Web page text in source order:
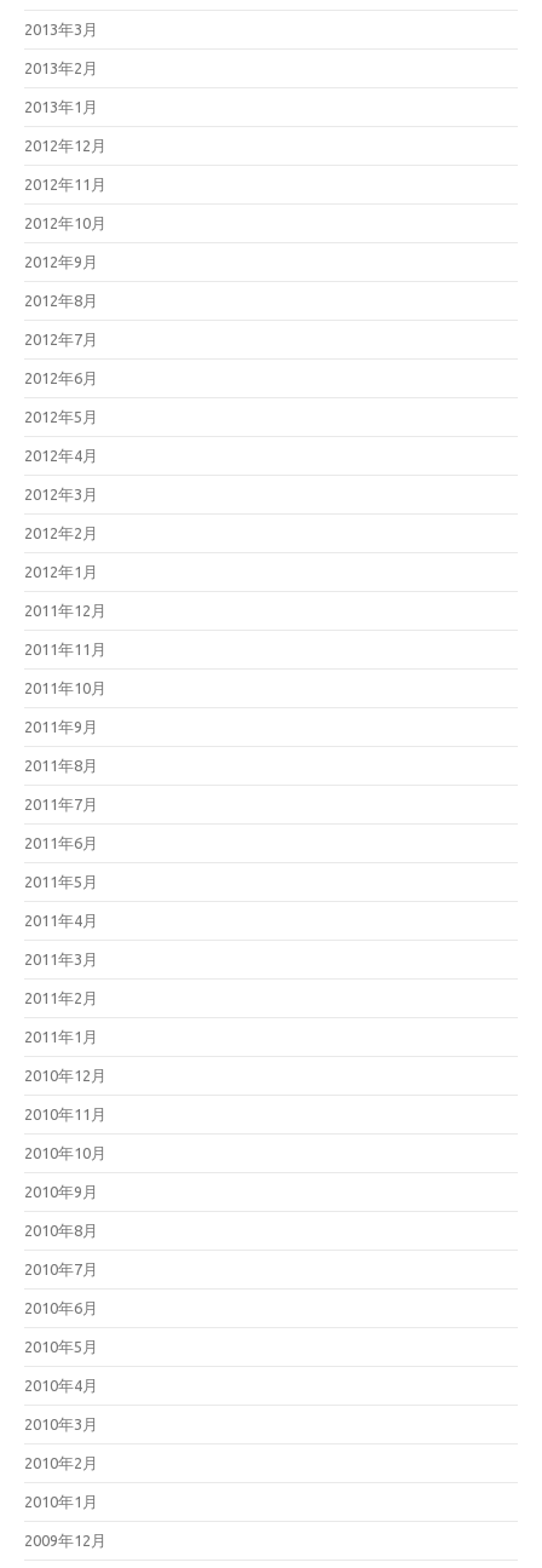
2013年3月
2013年2月
2013年1月
2012年12月
2012年11月
2012年10月
2012年9月
2012年8月
2012年7月
2012年6月
2012年5月
2012年4月
2012年3月
2012年2月
2012年1月
2011年12月
2011年11月
2011年10月
2011年9月
2011年8月
2011年7月
2011年6月
2011年5月
2011年4月
2011年3月
2011年2月
2011年1月
2010年12月
2010年11月
2010年10月
2010年9月
2010年8月
2010年7月
2010年6月
2010年5月
2010年4月
2010年3月
2010年2月
2010年1月
2009年12月